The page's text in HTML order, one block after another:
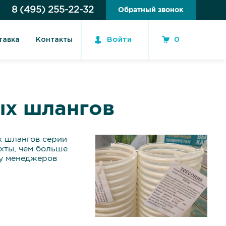
8 (495) 255-22-32 Обратный звонок
Контакты Войти 0
шлангов
шлангов серии
чем больше
менеджеров